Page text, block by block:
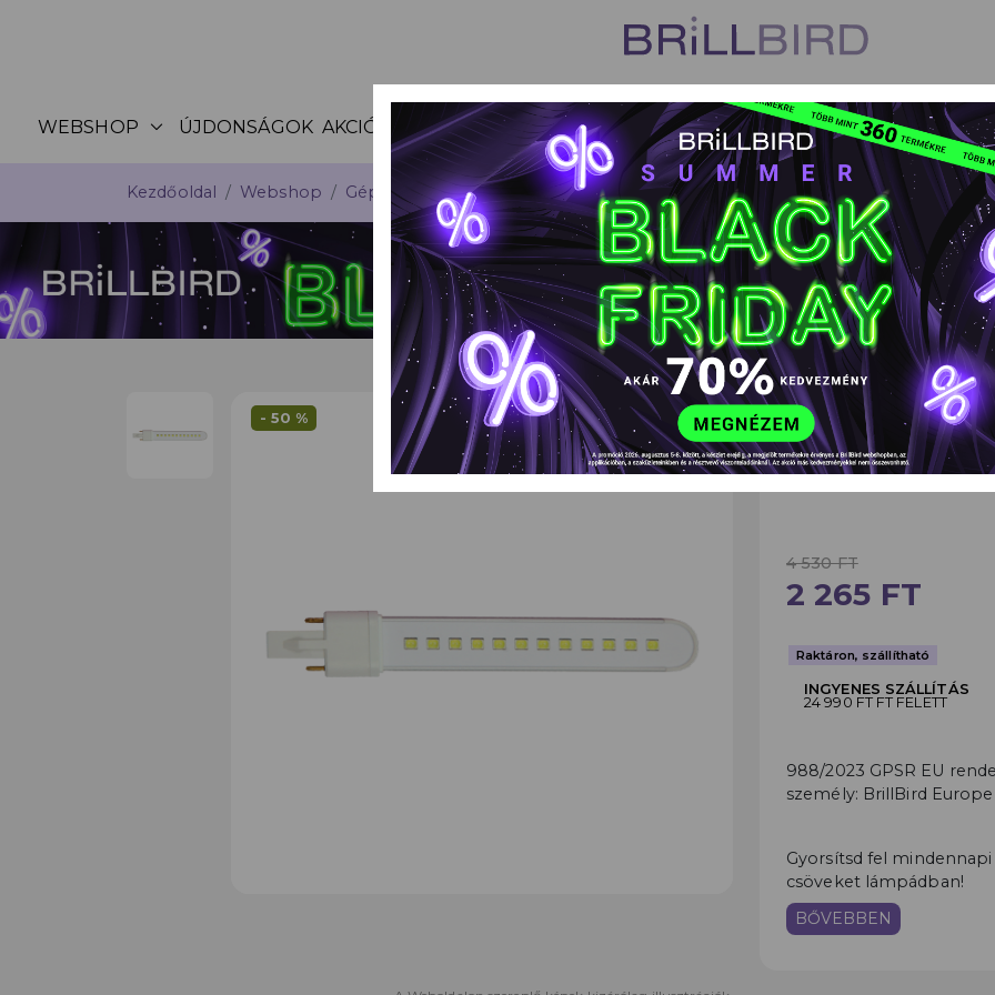
WEBSHOP expand_more ÚJDONSÁGOK AKCIÓK KATALÓGUS VISZONTELADÓK TANFOLYAMOK
Kezdőoldal Webshop Gépek, csiszolófejek, fémeszközök Műkörmös UV, LED, UVLED lámpák és
- 50 % BRILL LED
EAN kód:
4 530 FT
2 265 FT
Raktáron, szállítható
INGYENES SZÁLLÍTÁS
24 990 FT FT FELETT
988/2023 GPSR EU
személy: BrillBird
Gyorsítsd fel
csöveket lámpádban!
BŐVEBBEN